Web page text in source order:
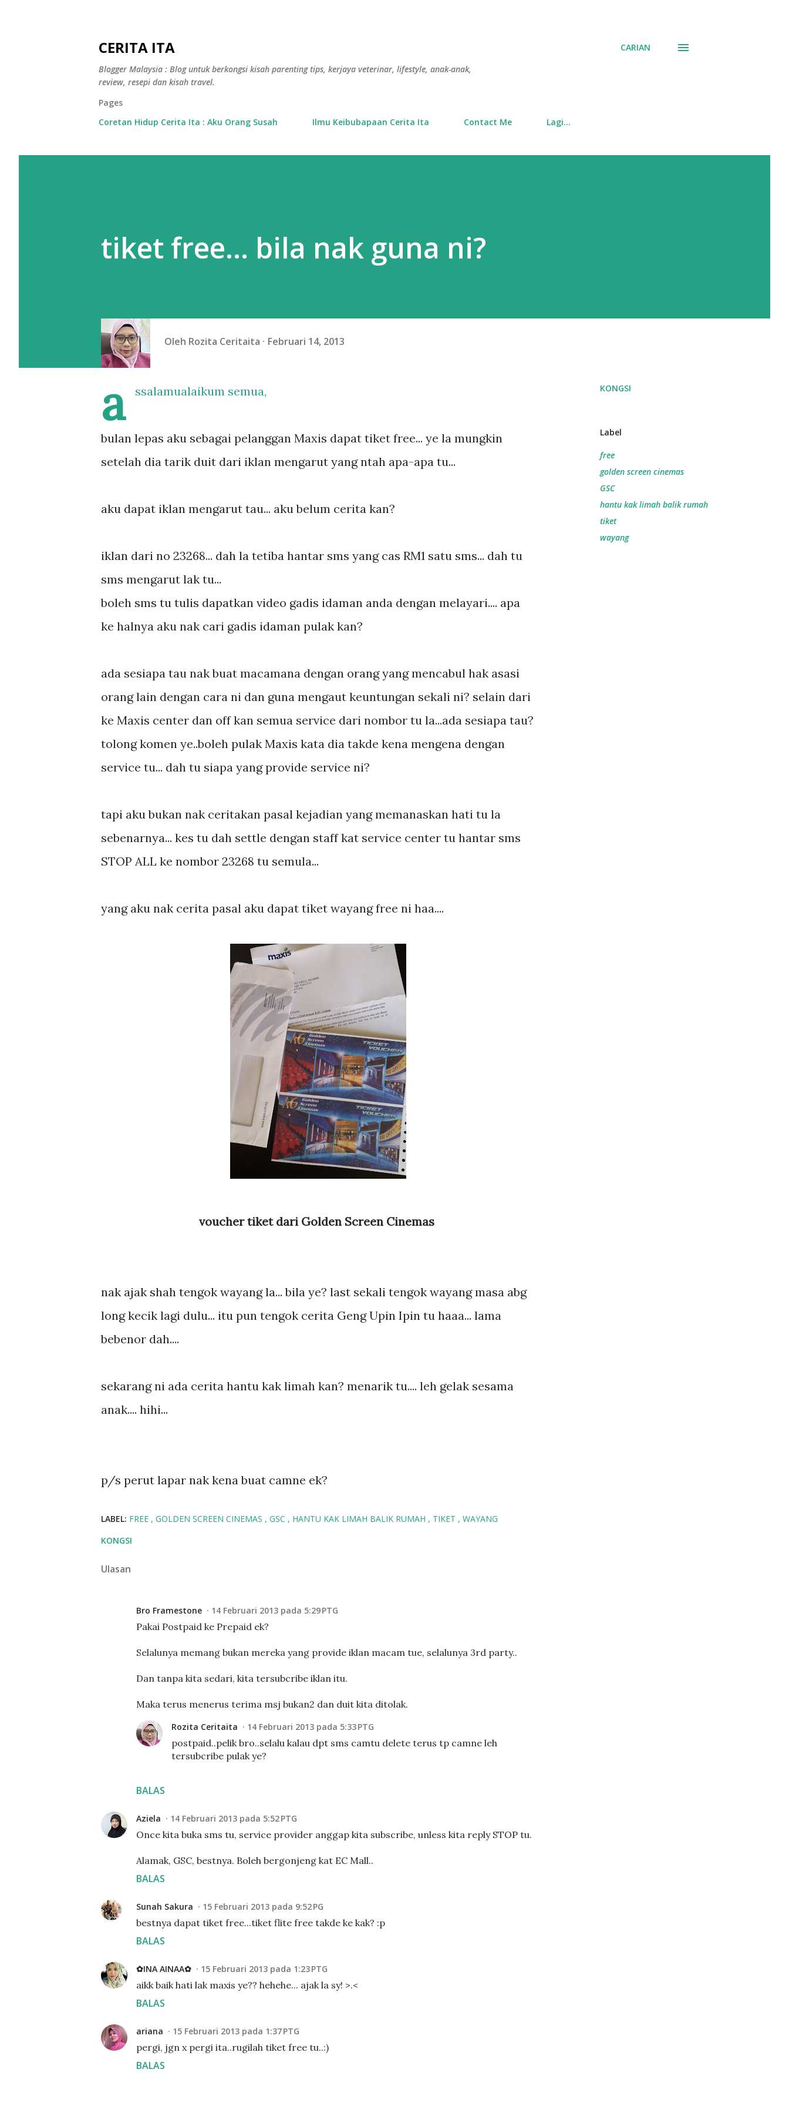
CERITA ITA
Blogger Malaysia : Blog untuk berkongsi kisah parenting tips, kerjaya veterinar, lifestyle, anak-anak,
review, resepi dan kisah travel.
CARIAN
Pages
Coretan Hidup Cerita Ita : Aku Orang Susah
Ilmu Keibubapaan Cerita Ita Contact Me Lagi…
tiket free... bila nak guna ni?
Oleh Rozita Ceritaita Februari 14, 2013
a ssalamualaikum semua,
bulan lepas aku sebagai pelanggan Maxis dapat tiket free... ye la mungkin
setelah dia tarik duit dari iklan mengarut yang ntah apa-apa tu...
aku dapat iklan mengarut tau... aku belum cerita kan?
iklan dari no 23268... dah la tetiba hantar sms yang cas RM1 satu sms... dah tu
sms mengarut lak tu...
boleh sms tu tulis dapatkan video gadis idaman anda dengan melayari.... apa
ke halnya aku nak cari gadis idaman pulak kan?
ada sesiapa tau nak buat macamana dengan orang yang mencabul hak asasi
orang lain dengan cara ni dan guna mengaut keuntungan sekali ni? selain dari
ke Maxis center dan off kan semua service dari nombor tu la...ada sesiapa tau?
tolong komen ye..boleh pulak Maxis kata dia takde kena mengena dengan
service tu... dah tu siapa yang provide service ni?
tapi aku bukan nak ceritakan pasal kejadian yang memanaskan hati tu la
sebenarnya... kes tu dah settle dengan staff kat service center tu hantar sms
STOP ALL ke nombor 23268 tu semula...
yang aku nak cerita pasal aku dapat tiket wayang free ni haa....
voucher tiket dari Golden Screen Cinemas
nak ajak shah tengok wayang la... bila ye? last sekali tengok wayang masa abg
long kecik lagi dulu... itu pun tengok cerita Geng Upin Ipin tu haaa... lama
bebenor dah....
sekarang ni ada cerita hantu kak limah kan? menarik tu.... leh gelak sesama
anak.... hihi...
p/s perut lapar nak kena buat camne ek?
KONGSI
Label
free
golden screen cinemas
GSC
hantu kak limah balik rumah
tiket
wayang
LABEL: FREE GOLDEN SCREEN CINEMAS GSC HANTU KAK LIMAH BALIK RUMAH TIKET
WAYANG
KONGSI
Ulasan
Bro Framestone 14 Februari 2013 pada 5:29 PTG
Pakai Postpaid ke Prepaid ek?
Selalunya memang bukan mereka yang provide iklan macam tue, selalunya 3rd party..
Dan tanpa kita sedari, kita tersubcribe iklan itu.
Maka terus menerus terima msj bukan2 dan duit kita ditolak.
BALAS
Rozita Ceritaita 14 Februari 2013 pada 5:33 PTG
postpaid..pelik bro..selalu kalau dpt sms camtu delete terus tp camne leh
tersubcribe pulak ye?
Aziela 14 Februari 2013 pada 5:52 PTG
Once kita buka sms tu, service provider anggap kita subscribe, unless kita reply STOP tu.
Alamak, GSC, bestnya. Boleh bergonjeng kat EC Mall..
BALAS
Sunah Sakura 15 Februari 2013 pada 9:52 PG
bestnya dapat tiket free...tiket flite free takde ke kak? :p
BALAS
✿INA AINAA✿ 15 Februari 2013 pada 1:23 PTG
aikk baik hati lak maxis ye?? hehehe... ajak la sy! >.<
BALAS
ariana 15 Februari 2013 pada 1:37 PTG
pergi, jgn x pergi ita..rugilah tiket free tu..:)
BALAS